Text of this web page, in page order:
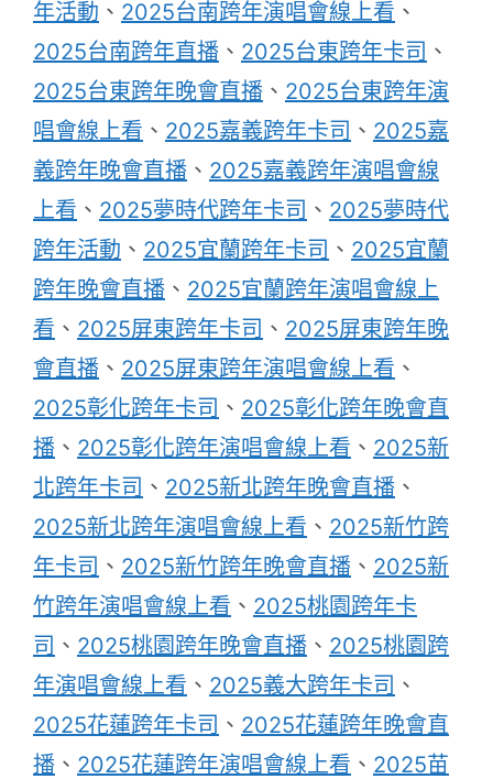
年活動 、 2025台南跨年演唱會線上看 、
2025台南跨年直播 、 2025台東跨年卡司 、
2025台東跨年晚會直播 、 2025台東跨年演
唱會線上看 、 2025嘉義跨年卡司 、 2025嘉
義跨年晚會直播 、 2025嘉義跨年演唱會線
上看 、 2025夢時代跨年卡司 、 2025夢時代
跨年活動 、 2025宜蘭跨年卡司 、 2025宜蘭
跨年晚會直播 、 2025宜蘭跨年演唱會線上
看 、 2025屏東跨年卡司 、 2025屏東跨年晚
會直播 、 2025屏東跨年演唱會線上看 、
2025彰化跨年卡司 、 2025彰化跨年晚會直
播 、 2025彰化跨年演唱會線上看 、 2025新
北跨年卡司 、 2025新北跨年晚會直播 、
2025新北跨年演唱會線上看 、 2025新竹跨
年卡司 、 2025新竹跨年晚會直播 、 2025新
竹跨年演唱會線上看 、 2025桃園跨年卡
司 、 2025桃園跨年晚會直播 、 2025桃園跨
年演唱會線上看 、 2025義大跨年卡司 、
2025花蓮跨年卡司 、 2025花蓮跨年晚會直
播 、 2025花蓮跨年演唱會線上看 、 2025苗